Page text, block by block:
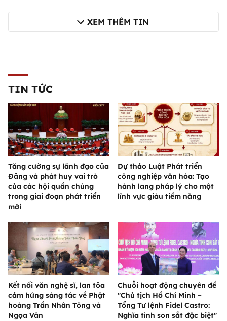
XEM THÊM TIN
TIN TỨC
Tăng cường sự lãnh đạo của
Đảng và phát huy vai trò
của các hội quần chúng
trong giai đoạn phát triển
mới
Dự thảo Luật Phát triển
công nghiệp văn hóa: Tạo
hành lang pháp lý cho một
lĩnh vực giàu tiềm năng
Kết nối văn nghệ sĩ, lan tỏa
cảm hứng sáng tác về Phật
hoàng Trần Nhân Tông và
Ngọa Vân
Chuỗi hoạt động chuyên đề
"Chủ tịch Hồ Chí Minh –
Tổng Tư lệnh Fidel Castro:
Nghĩa tình son sắt đặc biệt"